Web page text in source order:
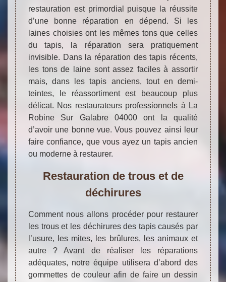
restauration est primordial puisque la réussite
d’une bonne réparation en dépend. Si les
laines choisies ont les mêmes tons que celles
du tapis, la réparation sera pratiquement
invisible. Dans la réparation des tapis récents,
les tons de laine sont assez faciles à assortir
mais, dans les tapis anciens, tout en demi-
teintes, le réassortiment est beaucoup plus
délicat. Nos restaurateurs professionnels à La
Robine Sur Galabre 04000 ont la qualité
d’avoir une bonne vue. Vous pouvez ainsi leur
faire confiance, que vous ayez un tapis ancien
ou moderne à restaurer.
Restauration de trous et de
déchirures
Comment nous allons procéder pour restaurer
les trous et les déchirures des tapis causés par
l’usure, les mites, les brûlures, les animaux et
autre ? Avant de réaliser les réparations
adéquates, notre équipe utilisera d’abord des
gommettes de couleur afin de faire un dessin